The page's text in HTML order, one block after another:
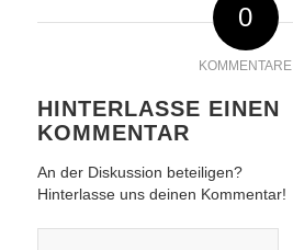
0
KOMMENTARE
HINTERLASSE EINEN
KOMMENTAR
An der Diskussion beteiligen?
Hinterlasse uns deinen Kommentar!